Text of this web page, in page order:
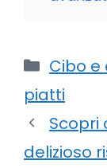
Cibo e
piatti
Scopri
delizioso